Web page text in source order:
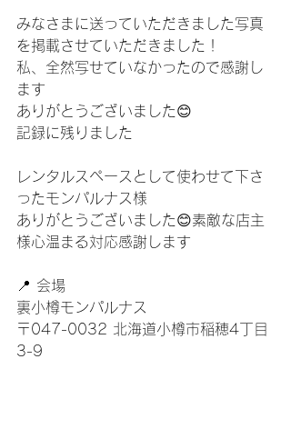
みなさまに送っていただきました写真
を掲載させていただきました！
私、全然写せていなかったので感謝し
ます
ありがとうございました😊
記録に残りました
レンタルスペースとして使わせて下さ
ったモンパルナス様
ありがとうございました😊素敵な店主
様心温まる対応感謝します
📍 会場
裏小樽モンパルナス
〒047-0032 北海道小樽市稲穂4丁目
3-9